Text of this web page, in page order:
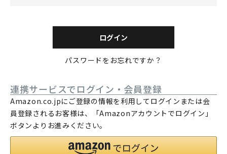
)
ログイン
パスワードをお忘れですか？
連携サービスでログイン・会員登録
Amazon.co.jpにご登録の情報を利用してログインまたは会
員登録されるお客様は、「Amazonアカウントでログイン」
ボタンよりお進みください。